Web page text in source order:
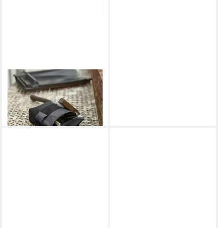
VELOFLEX
Werkzeugtasche Tool Bag S
14,65 € UVP19,95 €
-27%
in 3-4 Werktagen bei dir